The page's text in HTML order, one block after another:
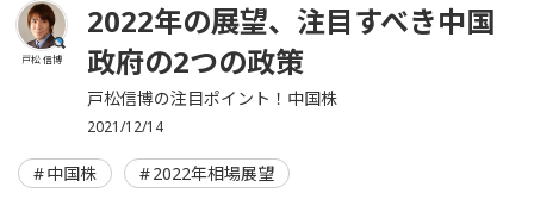
戸松 信博
2022年の展望、注目すべき中国
政府の2つの政策
戸松信博の注目ポイント！中国株
2021/12/14
中国株 2022年相場展望